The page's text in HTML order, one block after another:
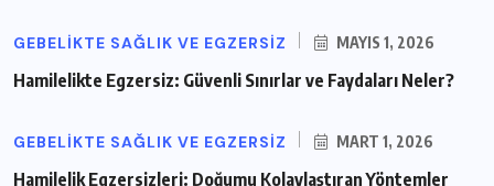
GEBELIKTE SAĞLIK VE EGZERSIZ MAYIS 1, 2026
Hamilelikte Egzersiz: Güvenli Sınırlar ve Faydaları Neler?
GEBELIKTE SAĞLIK VE EGZERSIZ MART 1, 2026
Hamilelik Egzersizleri: Doğumu Kolaylaştıran Yöntemler